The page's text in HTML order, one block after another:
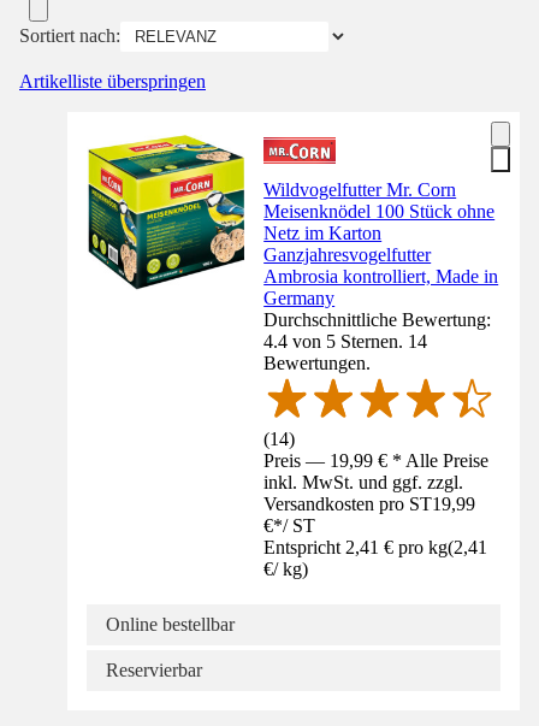
Sortiert nach:
Artikelliste überspringen
Wildvogelfutter Mr. Corn
Meisenknödel 100 Stück ohne
Netz im Karton
Ganzjahresvogelfutter
Ambrosia kontrolliert, Made in
Germany
Durchschnittliche Bewertung:
4.4 von 5 Sternen. 14
Bewertungen.
(14)
Preis — 19,99 € * Alle Preise
inkl. MwSt. und ggf. zzgl.
Versandkosten pro ST19,99
€*/ ST
Entspricht 2,41 € pro kg(2,41
€/ kg)
Online bestellbar
Reservierbar